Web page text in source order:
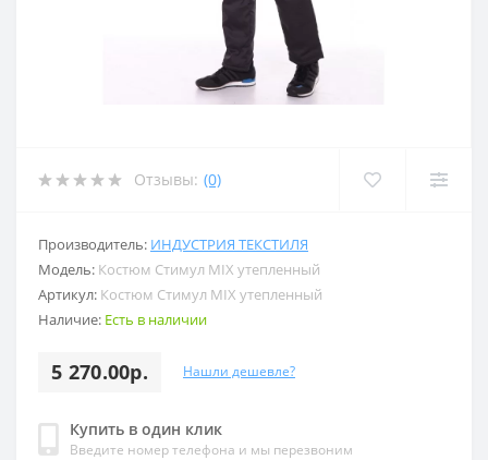
Отзывы: (0)
Производитель: ИНДУСТРИЯ ТЕКСТИЛЯ
Модель: Костюм Стимул MIX утепленный
Артикул: Костюм Стимул MIX утепленный
Наличие: Есть в наличии
5 270.00р. Нашли дешевле?
Купить в один клик
Введите номер телефона и мы перезвоним